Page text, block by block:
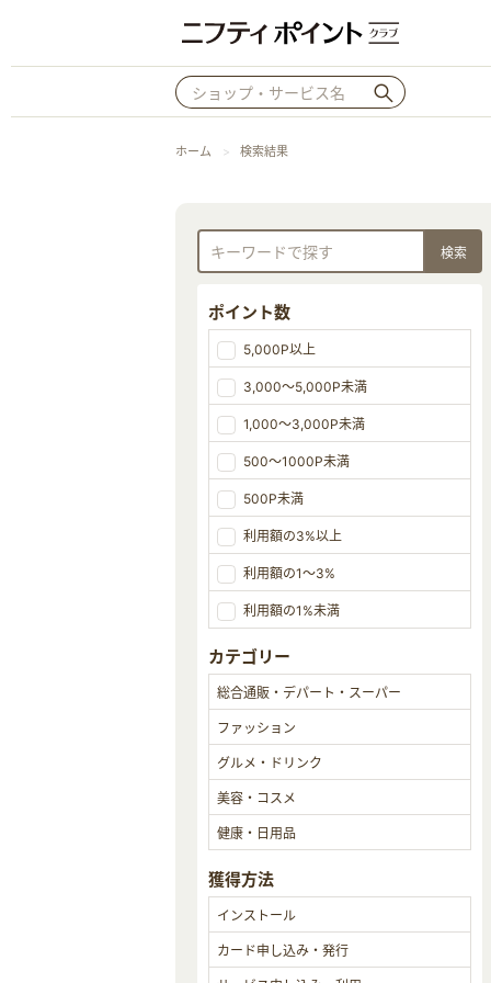
ホーム 検索結果
ポイント数
5,000P以上
3,000～5,000P未満
1,000～3,000P未満
500～1000P未満
500P未満
利用額の3%以上
利用額の1～3%
利用額の1%未満
カテゴリー
獲得方法